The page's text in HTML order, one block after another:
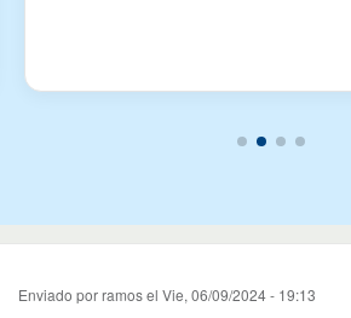
Enviado porramosel Vie, 06/09/2024 - 19:13